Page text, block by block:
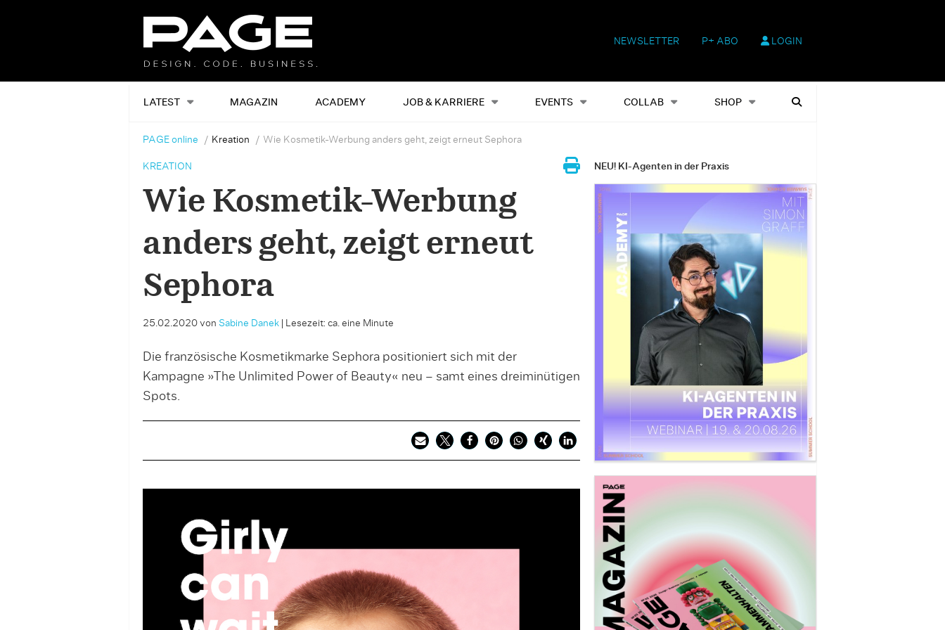
NEWSLETTER P+ ABO LOGIN
LATEST MAGAZIN ACADEMY JOB & KARRIERE EVENTS COLLAB SHOP
Alles Events Shop Heftausgaben Suchen
PAGE online Kreation Wie Kosmetik-Werbung anders geht, zeigt erneut Sephora
KREATION
Wie Kosmetik-Werbung
anders geht, zeigt erneut
Sephora
25.02.2020 von Sabine Danek| Lesezeit: ca. eine Minute
Die französische Kosmetikmarke Sephora positioniert sich mit der
Kampagne »The Unlimited Power of Beauty« neu – samt eines dreiminütigen
Spots.
NEU! KI-Agenten in der Praxis